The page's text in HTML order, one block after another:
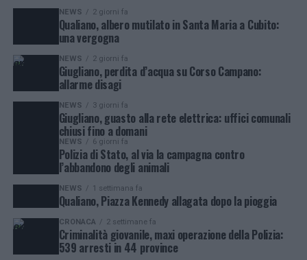
NEWS 2 giorni fa
Qualiano, albero mutilato in Santa Maria a Cubito:
una vergogna
NEWS 2 giorni fa
Giugliano, perdita d’acqua su Corso Campano:
allarme disagi
NEWS 3 giorni fa
Giugliano, guasto alla rete elettrica: uffici comunali
chiusi fino a domani
NEWS 6 giorni fa
Polizia di Stato, al via la campagna contro
l’abbandono degli animali
NEWS 1 settimana fa
Qualiano, Piazza Kennedy allagata dopo la pioggia
CRONACA 2 settimane fa
Criminalità giovanile, maxi operazione della Polizia:
539 arresti in 44 province